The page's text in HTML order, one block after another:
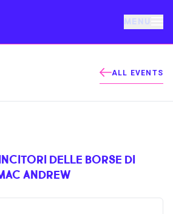
MENU
ALL EVENTS
DELLE BORSE DI
ANDREW